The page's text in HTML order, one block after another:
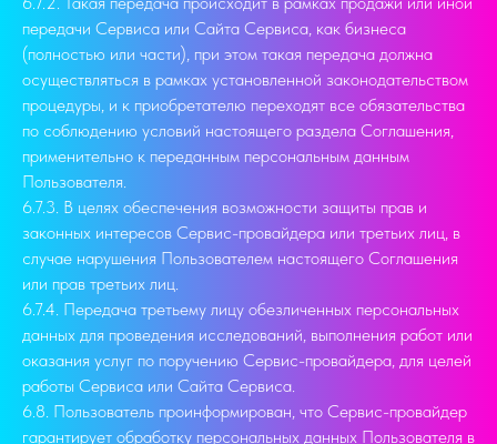
передачи Сервиса или Сайта Сервиса, как бизнеса
(полностью или части), при этом такая передача должна
осуществляться в рамках установленной законодательством
процедуры, и к приобретателю переходят все обязательства
по соблюдению условий настоящего раздела Соглашения,
применительно к переданным персональным данным
Пользователя.
6.7.3. В целях обеспечения возможности защиты прав и
законных интересов Сервис-провайдера или третьих лиц, в
случае нарушения Пользователем настоящего Соглашения
или прав третьих лиц.
6.7.4. Передача третьему лицу обезличенных персональных
данных для проведения исследований, выполнения работ или
оказания услуг по поручению Сервис-провайдера, для целей
работы Сервиса или Сайта Сервиса.
6.8. Пользователь проинформирован, что Сервис-провайдер
гарантирует обработку персональных данных Пользователя в